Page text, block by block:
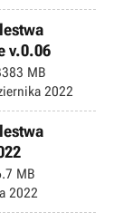
v.0.06
MB
2022
MB
2022